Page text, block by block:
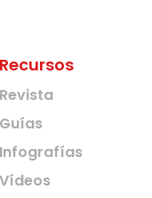
Recursos
Revista
Guías
Infografías
Vídeos